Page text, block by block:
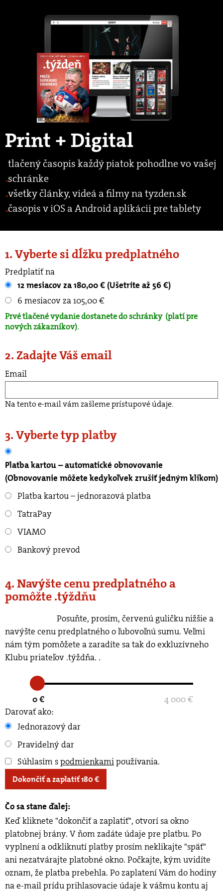
Print + Digital
tlačený časopis každý piatok pohodlne vo vašej
schránke
všetky články, videá a filmy na tyzden.sk
časopis v iOS a Android aplikácii pre tablety
1. Vyberte si dĺžku predplatného
Predplatiť na
12 mesiacov za 180,00 € (Ušetríte až 56 €)
6 mesiacov za 105,00 €
Prvé tlačené vydanie dostanete do schránky (platí pre
nových zákazníkov).
2. Zadajte Váš email
Email
Na tento e-mail vám zašleme prístupové údaje.
3. Vyberte typ platby
Platba kartou – automatické obnovovanie
(Obnovovanie môžete kedykoľvek zrušiť jedným klikom)
Platba kartou – jednorazová platba
TatraPay
VIAMO
Bankový prevod
4. Navýšte cenu predplatného a
pomôžte .týždňu
navýšte cenu predplatného o ľubovoľnú sumu. Veľmi
nám tým pomôžete a zaradíte sa tak do exkluzívneho
Klubu priateľov .týždňa. .
0 €
4 000 €
Darovať ako:
Jednorazový dar
Pravidelný dar
Súhlasím spodmienkamipoužívania.
Dokončiť a zaplatiť180€
Čo sa stane ďalej:
Keď kliknete "dokončiť a zaplatiť", otvorí sa okno
platobnej brány. V ňom zadáte údaje pre platbu. Po
vyplnení a odkliknutí platby prosím neklikajte "späť"
ani nezatvárajte platobné okno. Počkajte, kým uvidíte
oznam, že platba prebehla. Po zaplatení Vám do hodiny
na e-mail prídu prihlasovacie údaje k vášmu kontu aj